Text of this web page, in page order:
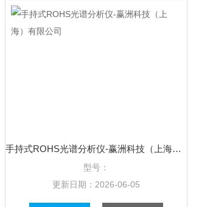
手持式ROHS光谱分析仪-赢洲科技（上海）有限公司
型号：
更新日期： 2026-06-05